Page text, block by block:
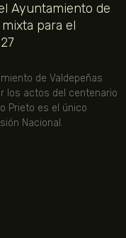
Ayuntamiento de
para el
de Valdepeñas
los actos del centenario
Prieto es el único
Nacional.